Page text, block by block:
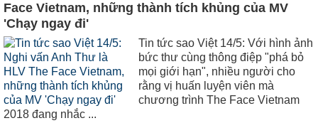
Face Vietnam, những thành tích khủng của MV
'Chạy ngay đi'
Tin tức sao Việt 14/5: Với hình ảnh
bức thư cùng thông điệp "phá bỏ
mọi giới hạn", nhiều người cho
rằng vị huấn luyện viên mà
chương trình The Face Vietnam
2018 đang nhắc ...